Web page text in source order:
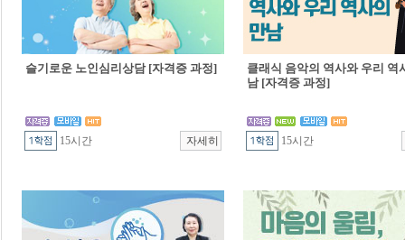
슬기로운 노인심리상담 [자격증 과정]
15시간
클래식 음악의 역사와 우리 역
남 [자격증 과정]
15시간